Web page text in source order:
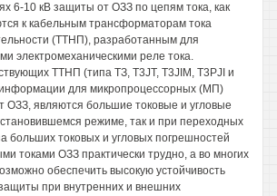
6-10 кВ защиты от ОЗЗ по цепям тока, как
к кабельным трансформаторам тока
(ТТНП), разработанным для
электромеханическими реле тока.
ТТНП (типа ТЗ, T3JT, T3JIM, T3PJI и
информации для микропроцессорных (МП)
ОЗЗ, являются большие токовые и угловые
режиме, так и при переходных
больших токовых и угловых погрешностей
токами ОЗЗ практически трудно, а во многих
обеспечить высокую устойчивость
при внутренних и внешних